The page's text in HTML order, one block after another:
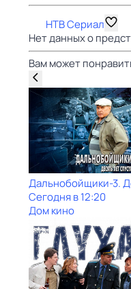
НТВ Сериал
Нет данных о
Вам может
Дальнобойщики-3.
Сегодня в 12:20
Дом кино